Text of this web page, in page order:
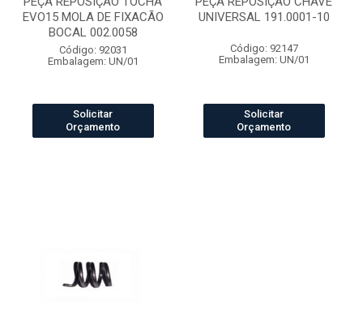
EVO15 MOLA DE FIXACÃO
BOCAL 002.0058
Código: 92031
Embalagem: UN/01
Solicitar
Orçamento
UNIVERSAL 191.0001-10
Código: 92147
Embalagem: UN/01
Solicitar
Orçamento